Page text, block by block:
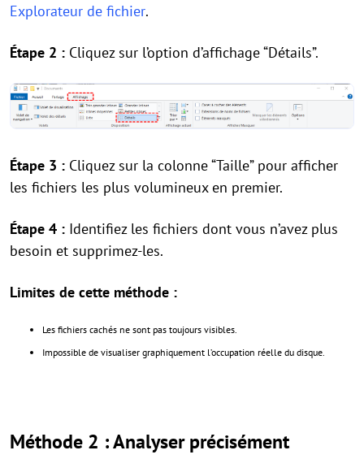
Explorateur de fichier.
Étape 2 : Cliquez sur l’option d’affichage “Détails”.
Étape 3 : Cliquez sur la colonne “Taille” pour afficher
les fichiers les plus volumineux en premier.
Étape 4 : Identifiez les fichiers dont vous n’avez plus
besoin et supprimez-les.
Limites de cette méthode :
Les fichiers cachés ne sont pas toujours visibles.
Impossible de visualiser graphiquement l’occupation réelle du disque.
Méthode 2 : Analyser précisément